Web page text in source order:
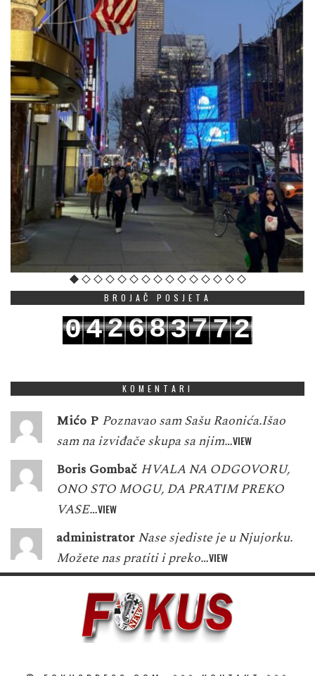
BROJAČ POSJETA
042683772
KOMENTARI
Mićo P Poznavao sam Sašu Raonića.Išao
sam na izviđače skupa sa njim…VIEW
Boris Gombač HVALA NA ODGOVORU,
ONO STO MOGU, DA PRATIM PREKO
VASE…VIEW
administrator Nase sjediste je u Njujorku.
Možete nas pratiti i preko…VIEW